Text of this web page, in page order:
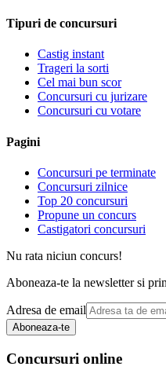
Tipuri de concursuri
Castig instant
Trageri la sorti
Cel mai bun scor
Concursuri cu jurizare
Concursuri cu votare
Pagini
Concursuri pe terminate
Concursuri zilnice
Top 20 concursuri
Propune un concurs
Castigatori concursuri
Nu rata niciun concurs!
Aboneaza-te la newsletter si
Adresa de email
Aboneaza-te
Concursuri online